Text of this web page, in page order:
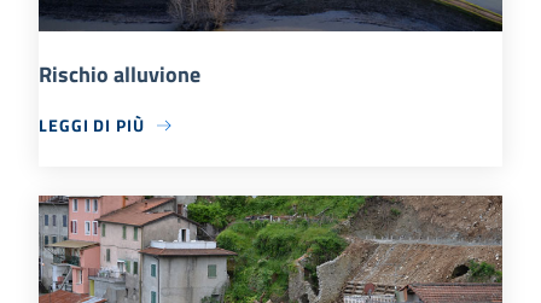
Rischio alluvione
LEGGI DI PIÙ